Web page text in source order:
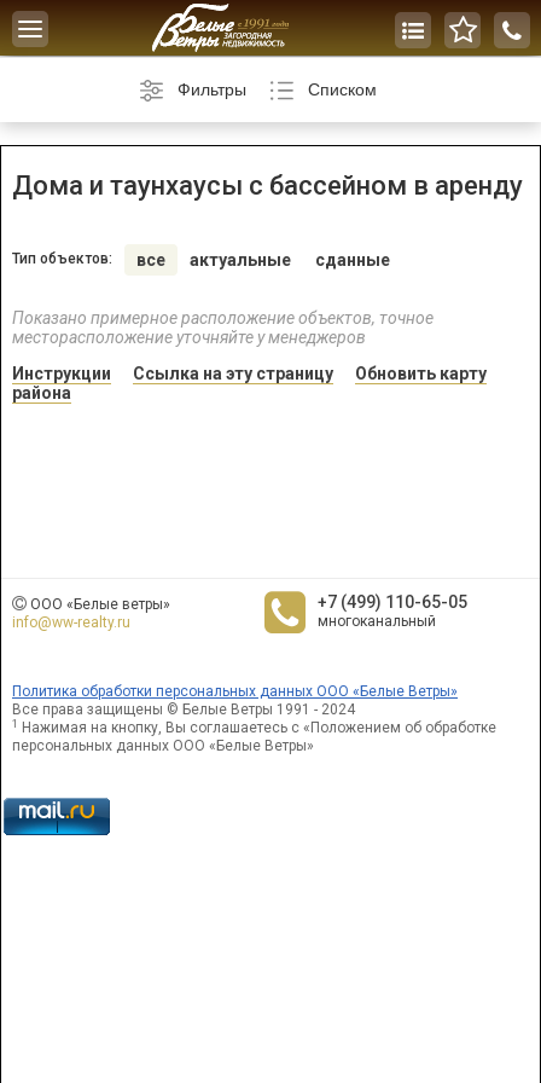
Toggle
navigation
Фильтры Списком
Дома и таунхаусы с бассейном в аренду
Тип объектов: все актуальные сданные
Показано примерное расположение объектов, точное
месторасположение уточняйте у менеджеров
Инструкции
Ссылка на эту страницу
Обновить карту
района
ООО «Белые ветры»
info@ww-realty.ru
+7 (499) 110-65-05
многоканальный
Политика обработки персональных данных ООО «Белые Ветры»
Все права защищены © Белые Ветры 1991 - 2024
1
Нажимая на кнопку, Вы соглашаетесь с «Положением об обработке
персональных данных ООО «Белые Ветры»